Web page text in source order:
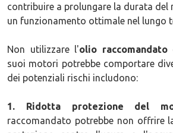
contribuire a prolungare la durata del
un funzionamento ottimale nel lungo
Non utilizzare l'olio raccomandato
suoi motori potrebbe comportare
dei potenziali rischi includono:
1. Ridotta protezione del
raccomandato potrebbe non offrire